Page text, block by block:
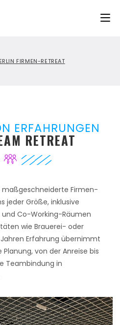
FIRMEN-RETREAT
ERFAHRUNGEN
RETREAT
Firmen-
jeder Größe, inklusive
Co-Working-Räumen
wie Brauerei- oder
Erfahrung übernimmt
von der Anreise bis
Teambindung in